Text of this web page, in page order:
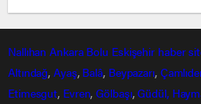
Nallıhan Ankara Bolu Eskişehir haber
Altındağ,Ayaş, Balâ, Beypazarı,
Etimesgut, Evren,Gölbaşı,Güdül,